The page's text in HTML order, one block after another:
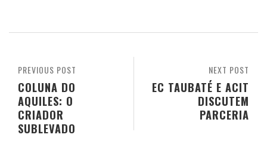
NEXT POST
EC TAUBATÉ E ACIT
DISCUTEM
PARCERIA
PREVIOUS POST
COLUNA DO
AQUILES: O
CRIADOR
SUBLEVADO